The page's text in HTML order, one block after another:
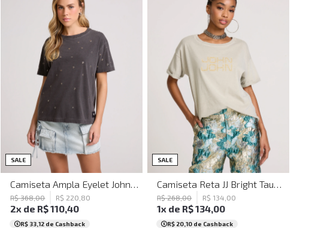
SALE PP
R$ 368,00 R$ 220 80
2x de R$110,40
R$ 33,12 de Cashback
SALE PP P M G
R$ 268,00 R$ 134 00
1x de R$134,00
R$ 20,10 de Cashback